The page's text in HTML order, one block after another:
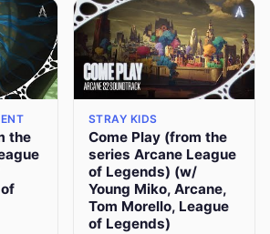
the
STRAY KIDS
Come Play (from the
series Arcane League
of Legends) (w/
Young Miko, Arcane,
Tom Morello, League
of Legends)